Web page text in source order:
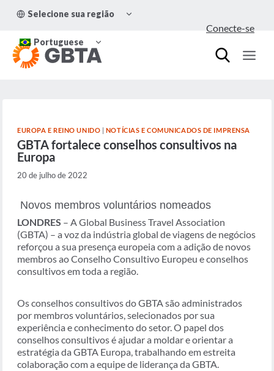
para
Conteúdo
Selecione sua região
MENU
Portuguese
MENU
FILHO
Conecte-se
EUROPA E REINO UNIDO | NOTÍCIAS E COMUNICADOS DE IMPRENSA
GBTA fortalece conselhos consultivos na
Europa
20 de julho de 2022
Novos membros voluntários nomeados
LONDRES – A Global Business Travel Association
(GBTA) – a voz da indústria global de viagens de negócios
reforçou a sua presença europeia com a adição de novos
membros ao Conselho Consultivo Europeu e conselhos
consultivos em toda a região.
Os conselhos consultivos do GBTA são administrados
por membros voluntários, selecionados por sua
experiência e conhecimento do setor. O papel dos
conselhos consultivos é ajudar a moldar e orientar a
estratégia da GBTA Europa, trabalhando em estreita
colaboração com a equipe de liderança da GBTA.